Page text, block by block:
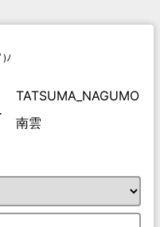
ﾉ
TATSUMA_NAGUMO
南雲